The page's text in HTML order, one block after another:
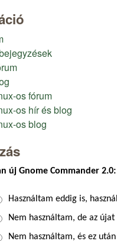
os fórum
os hír és blog
os blog
új Gnome Commander 2.0:
Használtam eddig is,
Nem használtam, de az
Nem használtam, és ez